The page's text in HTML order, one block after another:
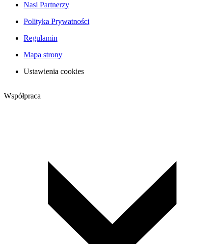
Nasi Partnerzy
Polityka Prywatności
Regulamin
Mapa strony
Ustawienia cookies
Współpraca